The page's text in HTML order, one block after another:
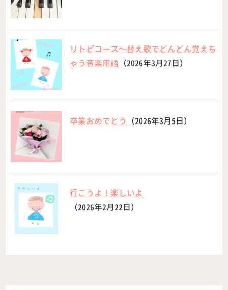
リトピコース〜替え歌でどんどん覚えち
ゃう音楽用語 （2026年3月27日）
卒業おめでとう （2026年3月5日）
行こうよ！楽しいよ
（2026年2月22日）